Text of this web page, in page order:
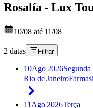
Rosalía - Lux
10/08 até 11/08
2 datas Filtrar
10Ago 2026Segunda
Rio de Janeiro
11 Ago 2026Terça